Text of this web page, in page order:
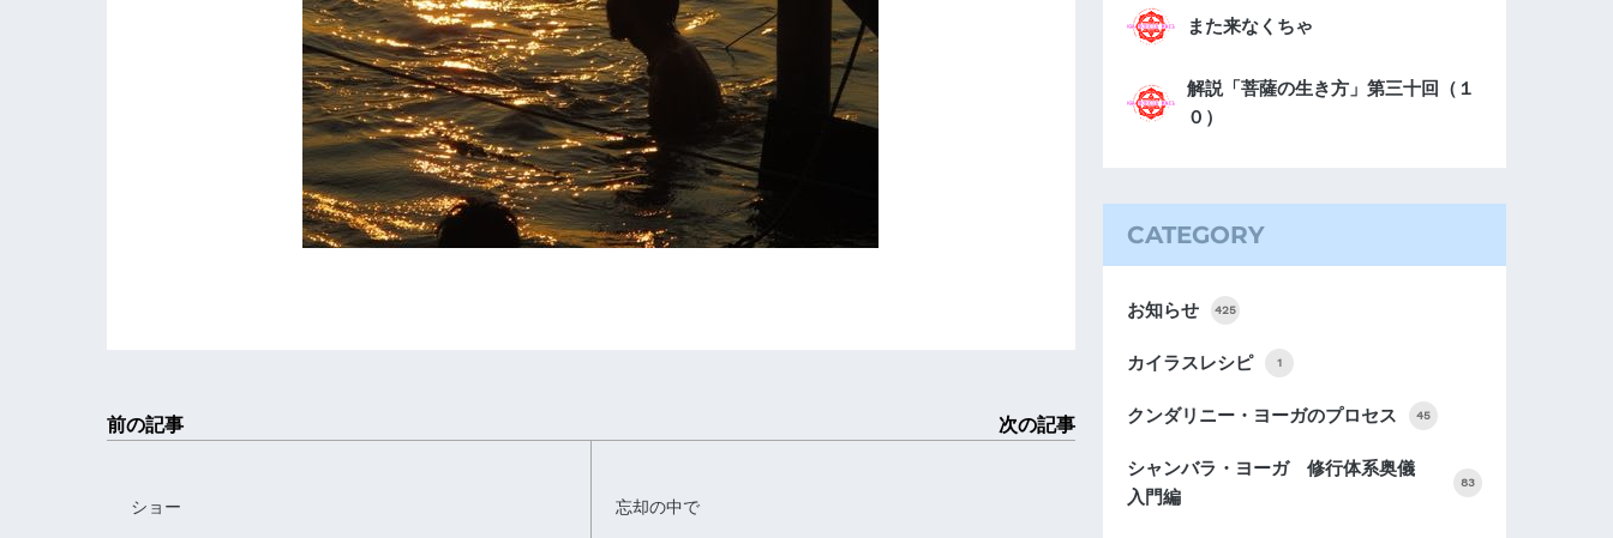
前の記事
ショー
次の記事
忘却の中で
また来なくちゃ
解説「菩薩の生き方」第三十回（１
０）
CATEGORY
お知らせ 425
カイラスレシピ 1
クンダリニー・ヨーガのプロセス 45
シャンバラ・ヨーガ 修行体系奥儀
入門編
83